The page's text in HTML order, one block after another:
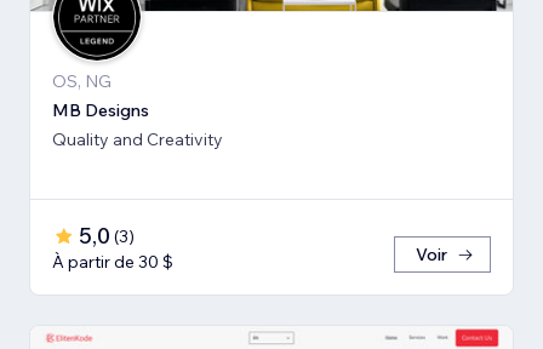
OS, NG
MB Designs
Quality and Creativity
5,0 (3)
À partir de 30 $
Voir